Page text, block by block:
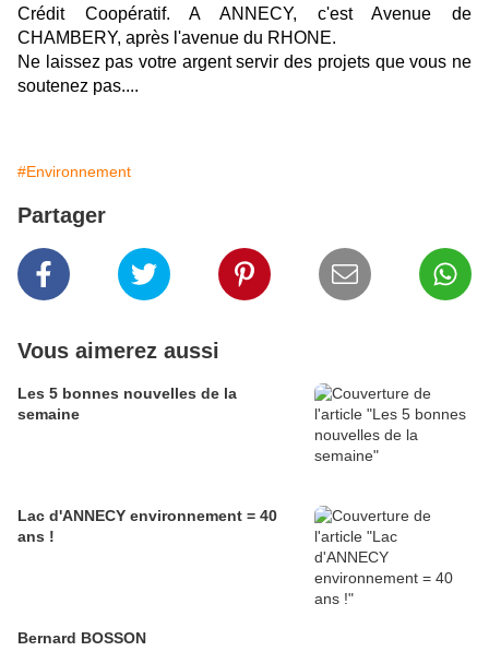
Crédit Coopératif. A ANNECY, c'est Avenue de
CHAMBERY, après l'avenue du RHONE.
Ne laissez pas votre argent servir des projets que vous ne
soutenez pas....
#Environnement
Partager
Vous aimerez aussi
Les 5 bonnes nouvelles de la
semaine
Lac d'ANNECY environnement = 40
ans !
Bernard BOSSON